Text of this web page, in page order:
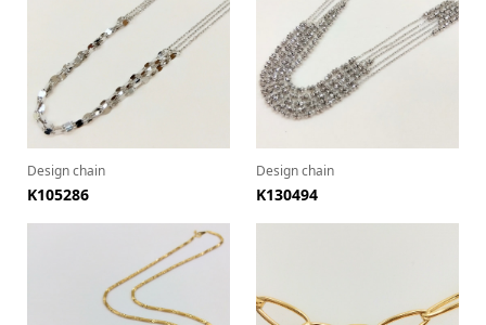
Design chain
K105286
Design chain
K130494